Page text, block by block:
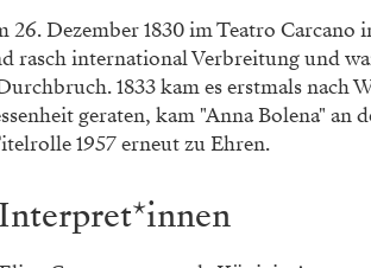
Dezember 1830 im Teatro Carcano
rasch international Verbreitung und
1833 kam es erstmals nach
geraten, kam "Anna Bolena" an
1957 erneut zu Ehren.